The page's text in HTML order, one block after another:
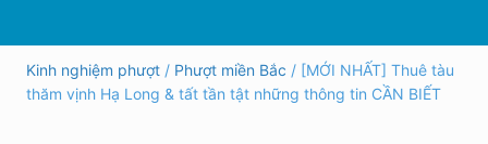
nước
an
toàn,
vui
Kinh nghiệm phượt / Phượt miền Bắc / [MỚI NHẤT] Thuê tàu
thăm vịnh Hạ Long & tất tần tật những thông tin CẦN BIẾT